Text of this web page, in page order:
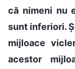
că nimeni nu
sunt inferiori.
mijloace
acestor